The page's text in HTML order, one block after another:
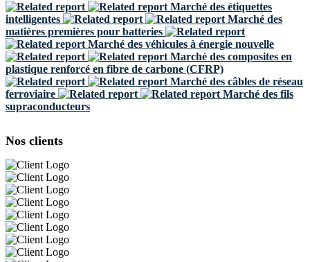
Marché des étiquettes
intelligentes
Marché des
matières premières pour batteries
Marché des véhicules à énergie nouvelle
Marché des composites en
plastique renforcé en fibre de carbone (CFRP)
Marché des câbles de réseau
ferroviaire
Marché des fils
supraconducteurs
Nos clients